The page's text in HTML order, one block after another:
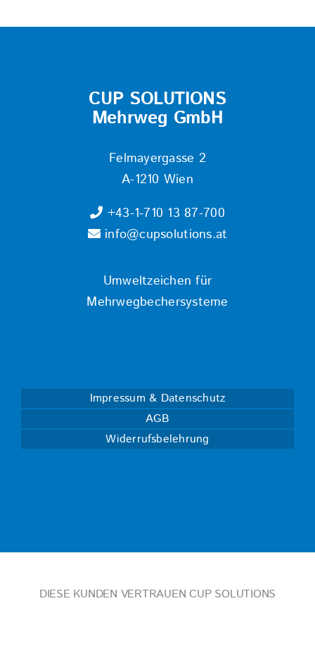
CUP SOLUTIONS
Mehrweg GmbH
Felmayergasse 2
A-1210 Wien
+43-1-710 13 87-700
info@cupsolutions.at
Umweltzeichen für
Mehrwegbechersysteme
Impressum & Datenschutz
AGB
Widerrufsbelehrung
DIESE KUNDEN VERTRAUEN CUP SOLUTIONS